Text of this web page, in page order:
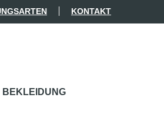
KONTAKT
BEKLEIDUNG